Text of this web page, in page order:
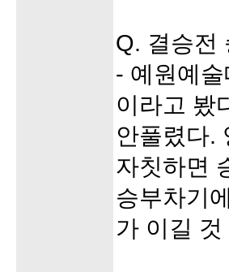
Q. 결승전
- 예원예
이라고 봤
안풀렸다.
자칫하면
승부차기
가 이길 것